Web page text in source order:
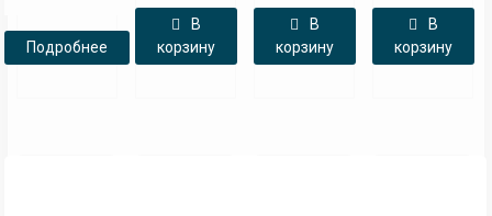
Подробнее
В
корзину
В
корзину
В
корзину